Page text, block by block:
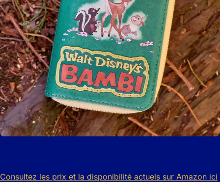
Consultez les prix et la disponibilité actuels sur Amazon ici